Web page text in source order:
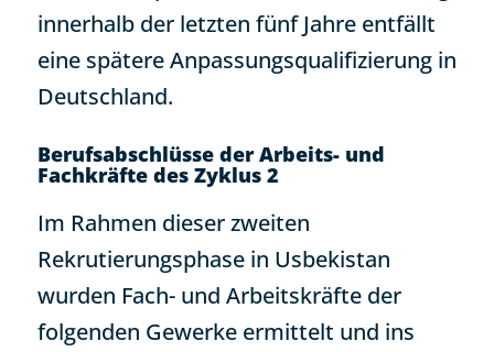
innerhalb der letzten fünf Jahre entfällt
eine spätere Anpassungsqualifizierung in
Deutschland.
Berufsabschlüsse der Arbeits- und
Fachkräfte des Zyklus 2
Im Rahmen dieser zweiten
Rekrutierungsphase in Usbekistan
wurden Fach- und Arbeitskräfte der
folgenden Gewerke ermittelt und ins